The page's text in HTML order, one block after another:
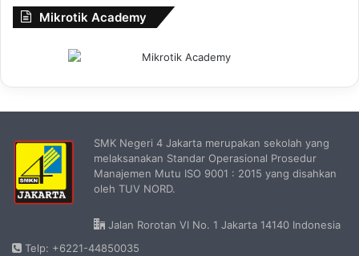
Mikrotik Academy
SMK Negeri 4 Jakarta merupakan sekolah yang
melaksanakan Standar Operasional Prosedur
Manajemen Mutu ISO 9001 : 2015 yang disahkan
oleh TUV NORD.
Jalan Rorotan VI No. 1 Jakarta 14140 Indonesia
Telp: +6221-44850035